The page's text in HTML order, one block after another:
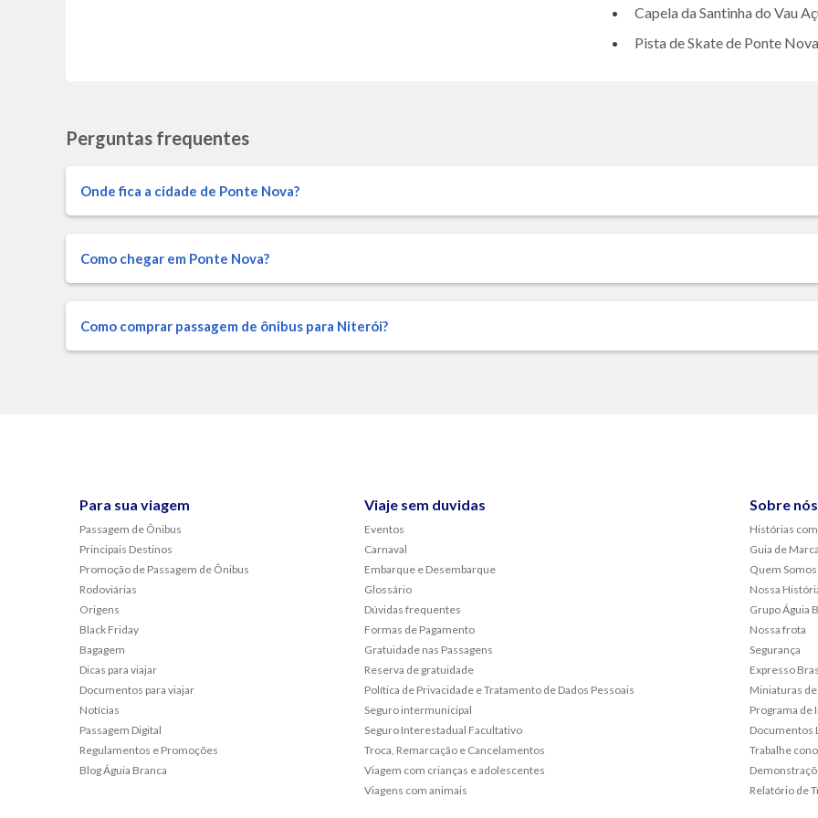
Capela da Santinha do Vau
Pista de Skate de Ponte Nova
Perguntas frequentes
Onde fica a cidade de Ponte Nova?
Como chegar em Ponte Nova?
Como comprar passagem de ônibus para Niterói?
Para sua viagem
Passagem de Ônibus
Principais Destinos
Promoção de Passagem de Ônibus
Rodoviárias
Origens
Black Friday
Bagagem
Dicas para viajar
Documentos para viajar
Notícias
Passagem Digital
Regulamentos e Promoções
Blog Águia Branca
Viaje sem duvidas
Eventos
Carnaval
Embarque e Desembarque
Glossário
Dúvidas frequentes
Formas de Pagamento
Gratuidade nas Passagens
Reserva de gratuidade
Política de Privacidade e Tratamento de Dados Pessoais
Seguro intermunicipal
Seguro Interestadual Facultativo
Troca, Remarcação e Cancelamentos
Viagem com crianças e adolescentes
Viagens com animais
Sobre nós
Histórias
Guia de
Quem Somos
Nossa
Grupo Águia
Nossa frota
Segurança
Expresso
Miniaturas
Programa de
Documentos
Trabalhe
Relatório de